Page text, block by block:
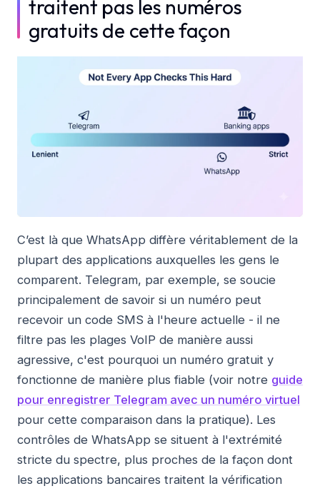
traitent pas les numéros
gratuits de cette façon
C’est là que WhatsApp diffère véritablement de la
plupart des applications auxquelles les gens le
comparent. Telegram, par exemple, se soucie
principalement de savoir si un numéro peut
recevoir un code SMS à l'heure actuelle - il ne
filtre pas les plages VoIP de manière aussi
agressive, c'est pourquoi un numéro gratuit y
fonctionne de manière plus fiable (voir notre guide
pour enregistrer Telegram avec un numéro virtuel
pour cette comparaison dans la pratique). Les
contrôles de WhatsApp se situent à l'extrémité
stricte du spectre, plus proches de la façon dont
les applications bancaires traitent la vérification